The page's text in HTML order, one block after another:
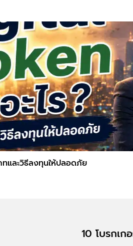
ทและวิธีลงทุนให้ปลอดภัย
10 โบรกเก